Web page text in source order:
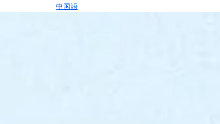
中国語